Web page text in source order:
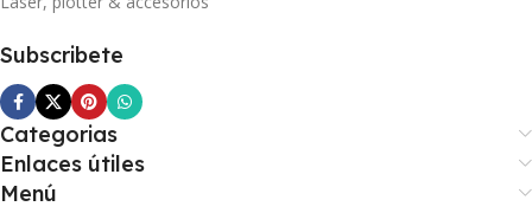
Subscribete
Categorias
Enlaces útiles
Menú